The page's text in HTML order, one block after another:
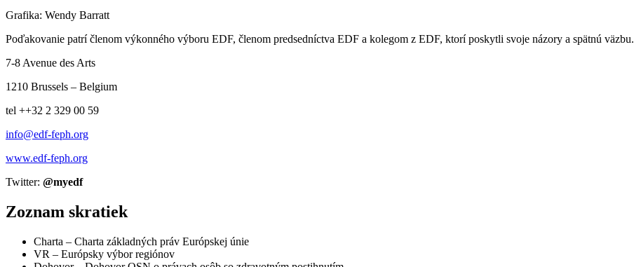
Grafika: Wendy Barratt
Poďakovanie patrí členom výkonného výboru EDF, členom predsedníctva EDF a kolegom z EDF, ktorí poskytli svoje názory a spätnú väzbu.
7-8 Avenue des Arts
1210 Brussels – Belgium
tel ++32 2 329 00 59
info@edf-feph.org
www.edf-feph.org
Twitter: @myedf
Zoznam skratiek
Charta – Charta základných práv Európskej únie
VR – Európsky výbor regiónov